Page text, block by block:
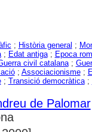
; Història general ;
; Edat antiga; Epoca
civil catalana;
; Associacionisme;
; Transició democràtica;
de Palomar